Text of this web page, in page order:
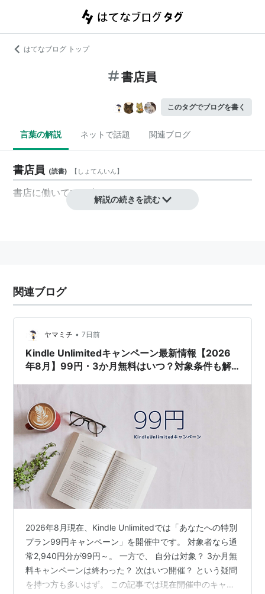
はてなブログ トップ
書店員
このタグでブログを書く
言葉の解説 ネットで話題 関連ブログ
書店員 (読書) 【 しょてんいん】
書店に働いている人々のこと
解説の続きを読む
関連ブログ
ヤマミチ • 7日前
Kindle Unlimitedキャンペーン最新情報【2026
年8月】99円・3か月無料はいつ？対象条件も解
2026年8月現在、Kindle Unlimitedでは「あなたへの特別
プラン99円キャンペーン」を開催中です。 対象者なら通
常2,940円分が99円～。 一方で、 自分は対象？ 3か月無
料キャンペーンは終わった？ 次はいつ開催？ という疑問
を持つ方も多いはず。 この記事では現在開催中のキャン